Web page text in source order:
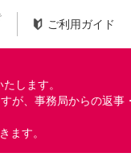
ご利用ガイド
します。
が、事務局からの返
ます。